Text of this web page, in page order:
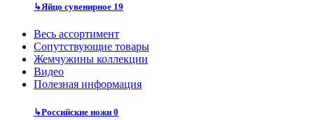
↳Яйцо сувенирное 19
Весь ассортимент
Сопутствующие товары
Жемчужины коллекции
Видео
Полезная информация
↳Российские ножи 0